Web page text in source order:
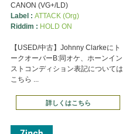
CANON (VG+/LD)
Label : ATTACK (Org)
Riddim : HOLD ON
【USED/中古】Johnny Clarkeにト
ークオーバーB:同オケ、ホーンイン
ストコンディション表記については
こちら ...
詳しくはこちら